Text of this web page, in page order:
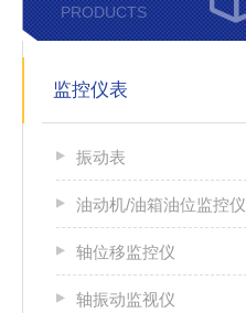
PRODUCTS
监控仪表
振动表
油动机/油箱油位监控仪
轴位移监控仪
轴振动监视仪